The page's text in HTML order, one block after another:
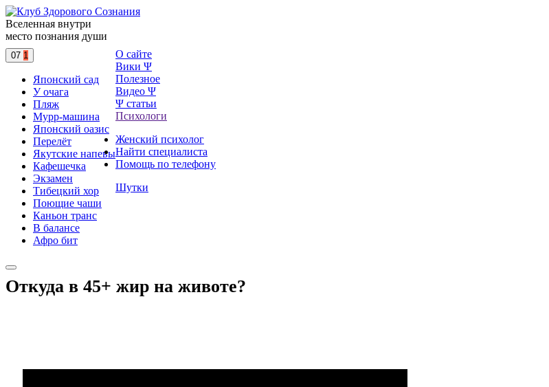
Вселенная внутри
место познания души
07 1
Японский сад
У очага
Пляж
Мурр-машина
Японский оазис
Перелёт
Якутские напевы
Кафешечка
Экзамен
Тибецкий хор
Поющие чаши
Каньон транс
В балансе
Афро бит
О сайте
Вики Ψ
Полезное
Видео Ψ
Ψ статьи
Психологи
Женский психолог
Найти специалиста
Помощь по телефону
Шутки
Откуда в 45+ жир на животе?